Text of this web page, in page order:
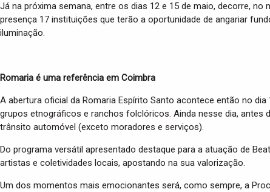
Já na próxima semana, entre os dias 12 e 15 de maio, decorre,
presença 17 instituições que terão a oportunidade de angariar
iluminação.
Romaria é uma referência em Coimbra
A abertura oficial da Romaria Espírito Santo acontece então no
grupos etnográficos e ranchos folclóricos. Ainda nesse dia, antes
trânsito automóvel (exceto moradores e serviços).
Do programa versátil apresentado destaque para a atuação de
artistas e coletividades locais, apostando na sua valorização.
Um dos momentos mais emocionantes será, como sempre, a